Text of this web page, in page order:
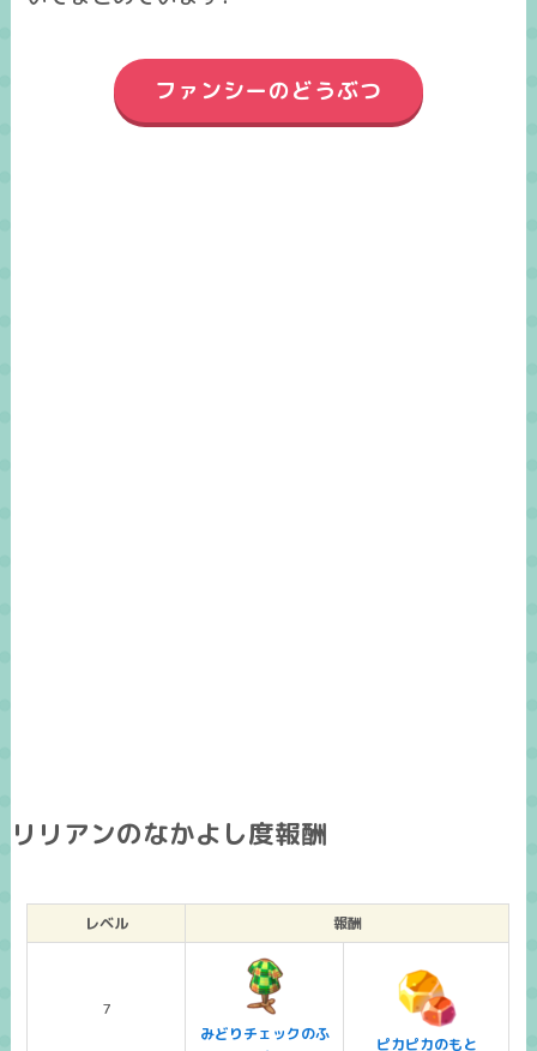
ファンシーのどうぶつ
リリアンのなかよし度報酬
レベル 報酬
7
みどりチェックのふ
ピカピカのもと